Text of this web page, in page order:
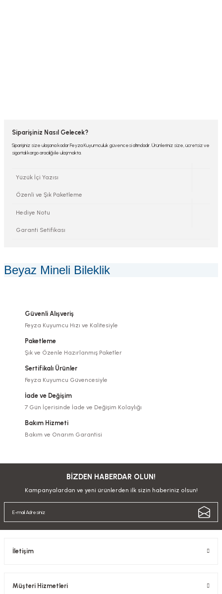
Siparişiniz Nasıl Gelecek?
Siparişiniz size ulaşana kadar Feyza Kuyumculuk güvencesi altındadır. Ürünleriniz size, ücretsiz ve
sigortalı kargo aracılığı ile ulaşmakta.
Yüzük İçi Yazısı
Özenli ve Şık Paketleme
Hediye Notu
Garanti Setifikası
Beyaz Mineli Bileklik
Güvenli Alışveriş
Feyza Kuyumcu Hızı ve Kalitesiyle
Paketleme
Şık ve Özenle Hazırlanmış Paketler
Sertifikalı Ürünler
Feyza Kuyumcu Güvencesiyle
İade ve Değişim
7 Gün İçerisinde İade ve Değişim Kolaylığı
Bakım Hizmeti
Bakım ve Onarım Garantisi
BİZDEN HABERDAR OLUN!
Kampanyalardan ve yeni ürünlerden ilk sizin haberiniz olsun!
İletişim
Müşteri Hizmetleri